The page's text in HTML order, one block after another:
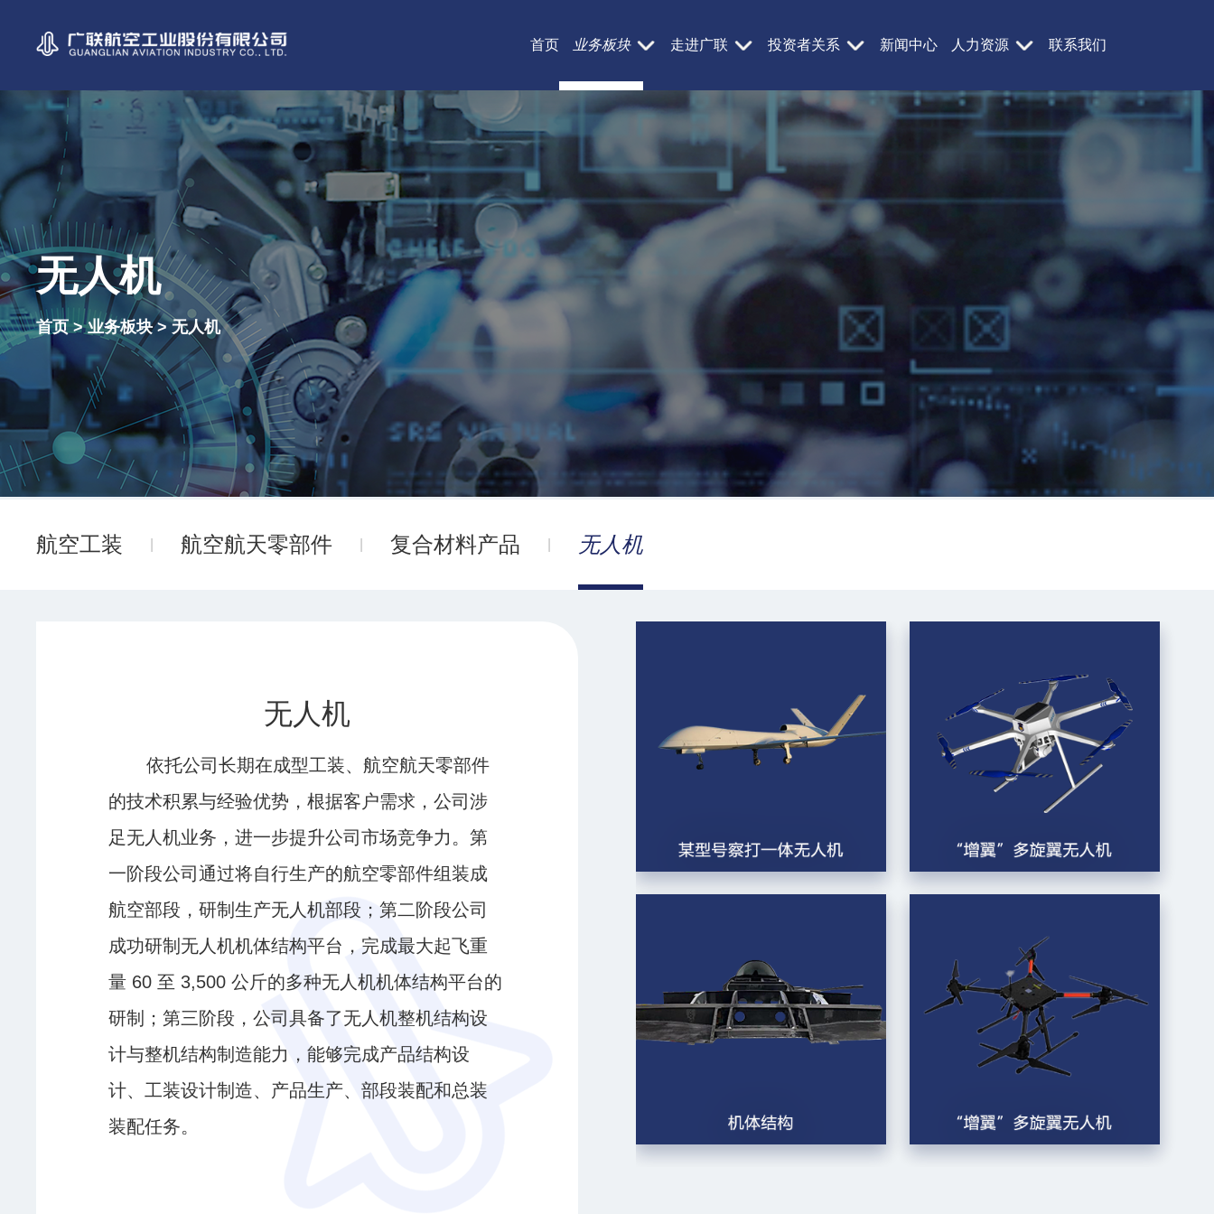
首页 业务板块 走进广联 投资者关系 新闻中心 人力资源 联系我们
无人机
首页 > 业务板块 > 无人机
航空工装 航空航天零部件 复合材料产品 无人机
无人机
依托公司长期在成型工装、航空航天零部件
的技术积累与经验优势，根据客户需求，公司涉
足无人机业务，进一步提升公司市场竞争力。第
一阶段公司通过将自行生产的航空零部件组装成
航空部段，研制生产无人机部段；第二阶段公司
成功研制无人机机体结构平台，完成最大起飞重
量 60 至 3,500 公斤的多种无人机机体结构平台的
研制；第三阶段，公司具备了无人机整机结构设
计与整机结构制造能力，能够完成产品结构设
计、工装设计制造、产品生产、部段装配和总装
装配任务。